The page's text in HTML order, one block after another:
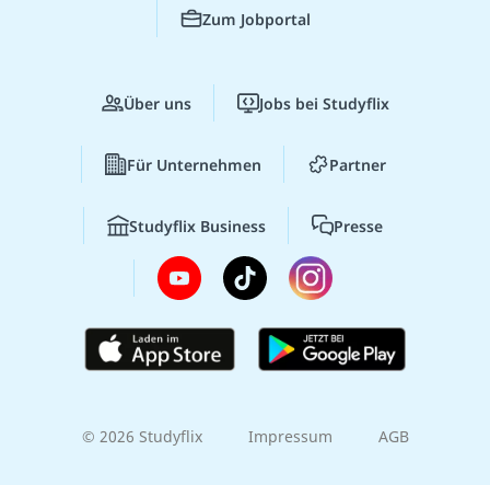
Zum Jobportal
Über uns Jobs bei Studyflix
Für Unternehmen Partner
Studyflix Business Presse
© 2026 Studyflix Impressum AGB